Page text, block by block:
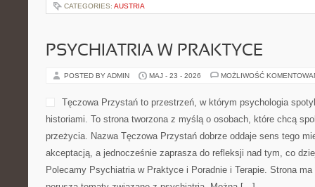
CATEGORIES: AUSTRIA
PSYCHIATRIA W PRAKTYCE
POSTED BY ADMIN MAJ - 23 - 2026 MOŻLIWOŚĆ
Tęczowa Przystań to przestrzeń, w którym psychologia
historiami. To strona tworzona z myślą o osobach, które chcą
przeżycia. Nazwa Tęczowa Przystań dobrze oddaje sens tego
akceptacją, a jednocześnie zaprasza do refleksji nad tym, co
Polecamy Psychiatria w Praktyce i Poradnie i Terapie. Strona